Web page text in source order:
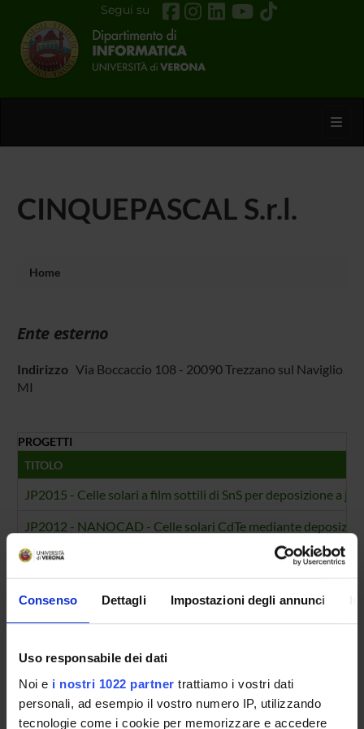
Consenso Dettagli Impostazioni degli annunci
Uso responsabile dei dati
Noi e i nostri 1022 partner trattiamo i vostri dati
personali, ad esempio il vostro numero IP, utilizzando
tecnologie come i cookie per memorizzare e accedere
Segui su
CINQUEPASCAL S.r.l.
Home
Ente esterno
IndirizzoVia Boccaccio 108 - 20090 Trezzano sul Naviglio
MI
PROGETTI
TITOLO
JP2015 - Celle solari a film sottili di SnS per deposizione a jet
JP2012 - NANOCAD - Celle solari CdTe mediante
NUMERO FINANZIAMENTI
2013